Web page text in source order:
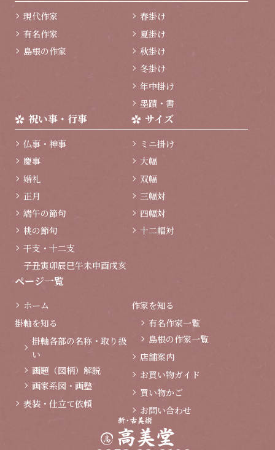
現代作家
有名作家
島根の作家
春掛け
夏掛け
秋掛け
冬掛け
年中掛け
墨蹟・書
祝い事・行事
仏事・神事
慶事
婚礼
正月
端午の節句
桃の節句
干支・十二支
子丑寅卯辰巳午未申酉戌亥
サイズ
ミニ掛け
大幅
双幅
三幅対
四幅対
十二幅対
ページ一覧
ホーム
掛軸を知る
掛軸各部の名称・取り扱
い
画題（図柄）解説
画家系図・画塾
表装・仕立て依頼
作家を知る
有名作家一覧
島根の作家一覧
店舗案内
お買い物ガイド
買い物かご
お問い合わせ